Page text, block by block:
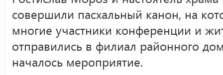
совершили пасхальный канон, на
многие участники конференции и
отправились в филиал районного
началось мероприятие.